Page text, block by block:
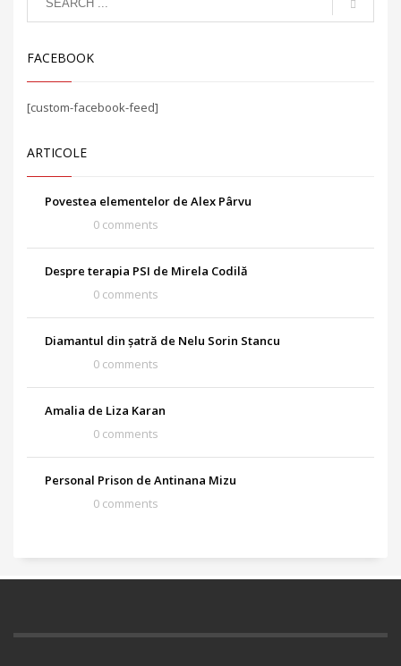
FACEBOOK
[custom-facebook-feed]
ARTICOLE
Povestea elementelor de Alex Pârvu
0 comments
Despre terapia PSI de Mirela Codilă
0 comments
Diamantul din șatră de Nelu Sorin Stancu
0 comments
Amalia de Liza Karan
0 comments
Personal Prison de Antinana Mizu
0 comments